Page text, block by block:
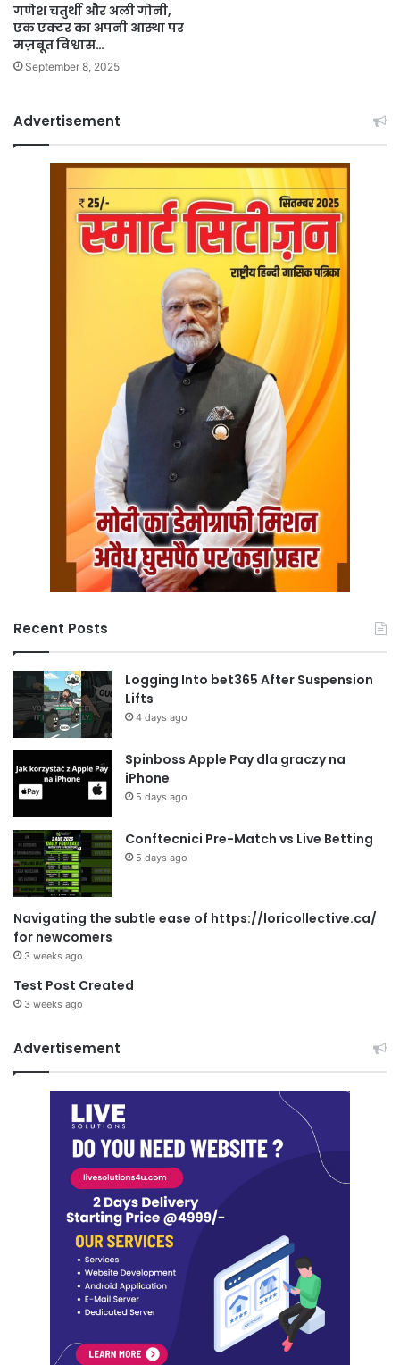
गणेश चतुर्थी और अली गोनी,
एक एक्टर का अपनी आस्था पर
मज़बूत विश्वास…
September 8, 2025
Advertisement
Recent Posts
Logging Into bet365 After Suspension
Lifts
4 days ago
Spinboss Apple Pay dla graczy na
iPhone
5 days ago
Conftecnici Pre-Match vs Live Betting
5 days ago
Navigating the subtle ease of https://loricollective.ca/
for newcomers
3 weeks ago
Test Post Created
3 weeks ago
Advertisement